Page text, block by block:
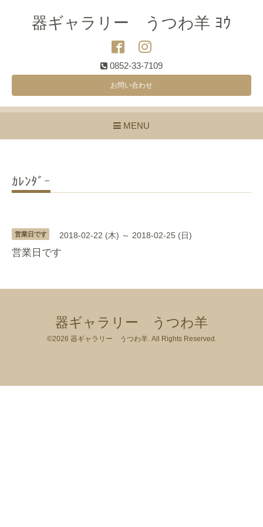
器ギャラリー うつわ羊 ﾖｳ
0852-33-7109
お問い合わせ
MENU
ｶﾚﾝﾀﾞｰ
営業日です 2018-02-22 (木) ～ 2018-02-25 (日)
営業日です
器ギャラリー うつわ羊
©2026 器ギャラリー うつわ羊. All Rights Reserved.